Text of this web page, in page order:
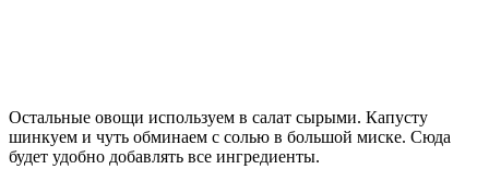
Остальные овощи используем в салат сырыми. Капусту
шинкуем и чуть обминаем с солью в большой миске. Сюда
будет удобно добавлять все ингредиенты.